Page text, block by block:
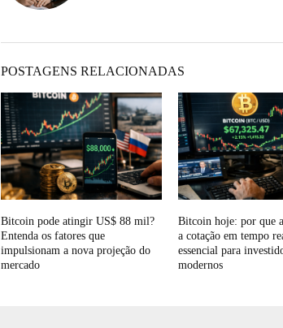
POSTAGENS RELACIONADAS
Bitcoin pode atingir US$ 88 mil?
Entenda os fatores que
impulsionam a nova projeção do
mercado
Bitcoin hoje: por que
a cotação em tempo
essencial para
modernos